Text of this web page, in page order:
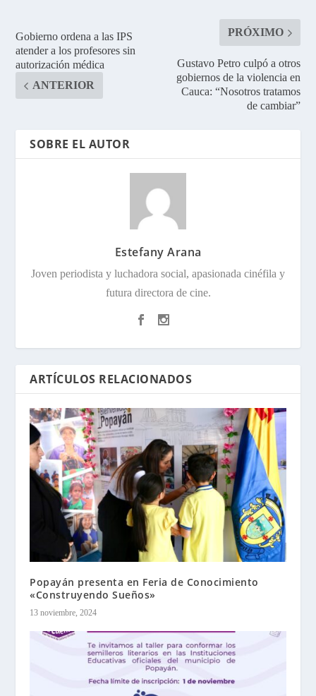
Gobierno ordena a las IPS
atender a los profesores sin
autorización médica
ANTERIOR
PRÓXIMO
Gustavo Petro culpó a otros
gobiernos de la violencia en
Cauca: “Nosotros tratamos
de cambiar”
SOBRE EL AUTOR
Estefany Arana
Joven periodista y luchadora social, apasionada cinéfila y
futura directora de cine.
ARTÍCULOS RELACIONADOS
Popayán presenta en Feria de Conocimiento
«Construyendo Sueños»
13 noviembre, 2024